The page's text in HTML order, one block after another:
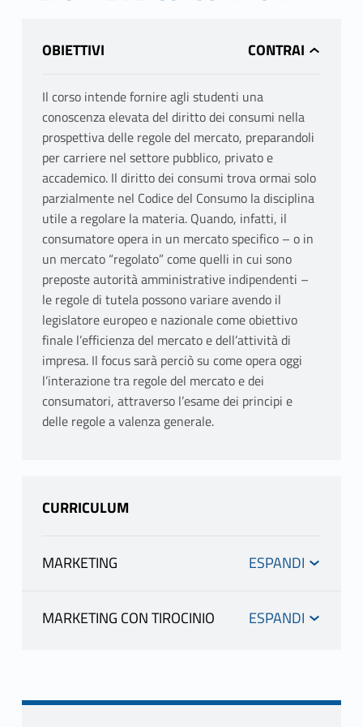
OBIETTIVI
Il corso intende fornire agli studenti una
conoscenza elevata del diritto dei consumi nella
prospettiva delle regole del mercato, preparandoli
per carriere nel settore pubblico, privato e
accademico. Il diritto dei consumi trova ormai solo
parzialmente nel Codice del Consumo la disciplina
utile a regolare la materia. Quando, infatti, il
consumatore opera in un mercato specifico – o in
un mercato “regolato” come quelli in cui sono
preposte autorità amministrative indipendenti –
le regole di tutela possono variare avendo il
legislatore europeo e nazionale come obiettivo
finale l’efficienza del mercato e dell’attività di
impresa. Il focus sarà perciò su come opera oggi
l’interazione tra regole del mercato e dei
consumatori, attraverso l’esame dei principi e
delle regole a valenza generale.
CURRICULUM
MARKETING
MARKETING CON TIROCINIO
RABITTI MADDALENA